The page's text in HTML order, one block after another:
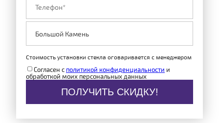
Стоимость установки стекла оговаривается с менеджером
Согласен с политикой конфиденциальности и
обработкой моих персональных данных
ПОЛУЧИТЬ СКИДКУ!